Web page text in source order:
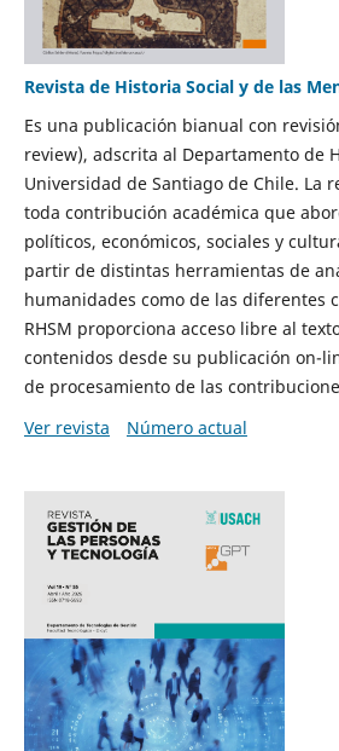
Revista de Historia Social y de las
Es una publicación bianual con
review), adscrita al Departamento de
Universidad de Santiago de Chile. La
toda contribución académica que
políticos, económicos, sociales y
partir de distintas herramientas de
humanidades como de las diferentes
RHSM proporciona acceso libre al
contenidos desde su publicación on-
de procesamiento de las
Ver revista
Número actual